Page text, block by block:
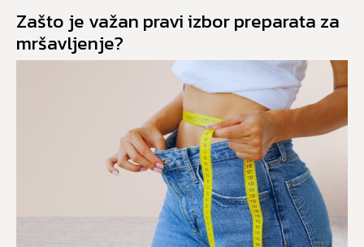
Zašto je važan pravi izbor preparata za
mršavljenje?